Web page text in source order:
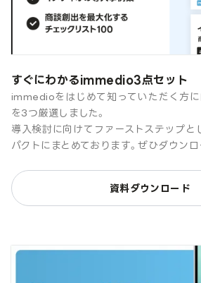
すぐにわかるimmedio3点セット
immedioをはじめて知っていただく方
を3つ厳選しました。
導入検討に向けてファーストステップと
パクトにまとめております。ぜひダウンロ
資料ダウンロード